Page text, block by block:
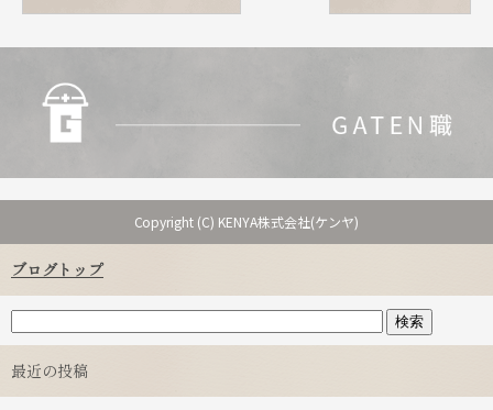
Copyright (C) KENYA株式会社(ケンヤ)
ブログトップ
最近の投稿